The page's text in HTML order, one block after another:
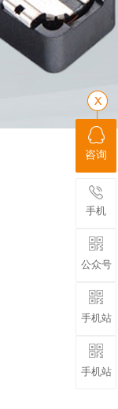
咨询
手机
公众号
手机站
手机站